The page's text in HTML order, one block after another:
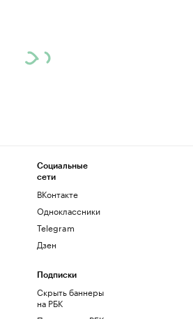
Социальные
сети
ВКонтакте
Одноклассники
Telegram
Дзен
Подписки
Скрыть баннеры
на РБК